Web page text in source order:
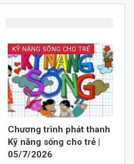
KỸ NĂNG SỐNG CHO TRẺ
Chương trình phát thanh
Kỹ năng sống cho trẻ |
05/7/2026